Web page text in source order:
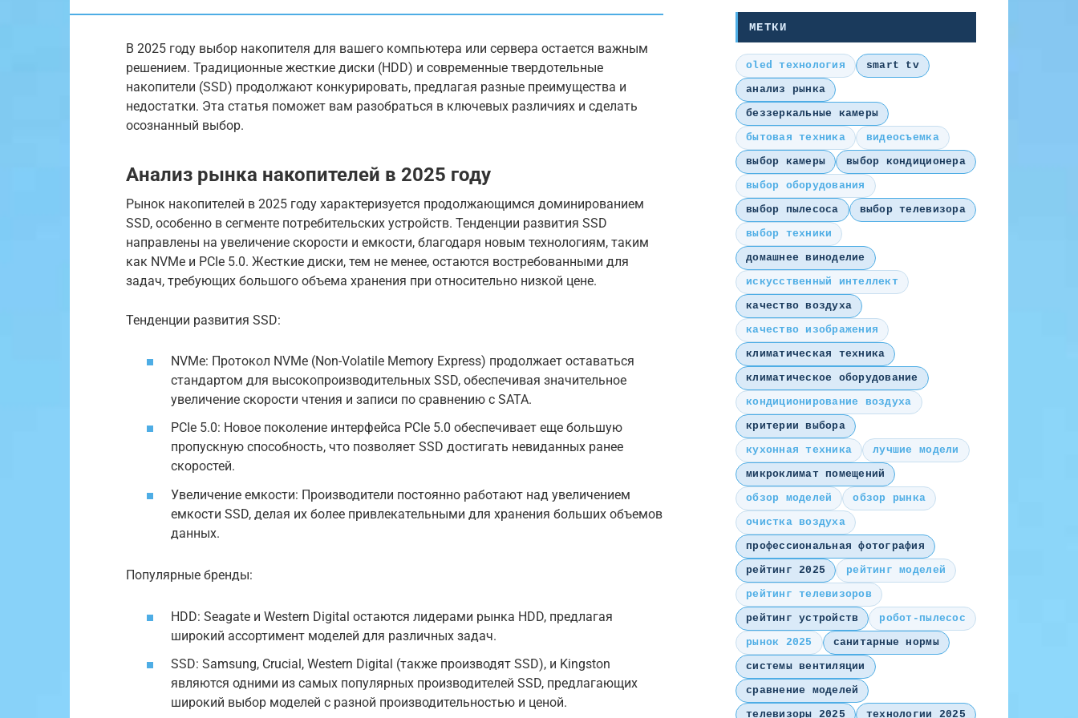
В 2025 году выбор накопителя для вашего компьютера или сервера остается важным
решением. Традиционные жесткие диски (HDD) и современные твердотельные
накопители (SSD) продолжают конкурировать, предлагая разные преимущества и
недостатки. Эта статья поможет вам разобраться в ключевых различиях и сделать
осознанный выбор.
Анализ рынка накопителей в 2025 году
Рынок накопителей в 2025 году характеризуется продолжающимся доминированием
SSD, особенно в сегменте потребительских устройств. Тенденции развития SSD
направлены на увеличение скорости и емкости, благодаря новым технологиям, таким
как NVMe и PCIe 5.0. Жесткие диски, тем не менее, остаются востребованными для
задач, требующих большого объема хранения при относительно низкой цене.
Тенденции развития SSD:
NVMe: Протокол NVMe (Non-Volatile Memory Express) продолжает оставаться
стандартом для высокопроизводительных SSD, обеспечивая значительное
увеличение скорости чтения и записи по сравнению с SATA.
PCIe 5.0: Новое поколение интерфейса PCIe 5.0 обеспечивает еще большую
пропускную способность, что позволяет SSD достигать невиданных ранее
скоростей.
Увеличение емкости: Производители постоянно работают над увеличением
емкости SSD, делая их более привлекательными для хранения больших объемов
данных.
Популярные бренды:
HDD: Seagate и Western Digital остаются лидерами рынка HDD, предлагая
широкий ассортимент моделей для различных задач.
SSD: Samsung, Crucial, Western Digital (также производят SSD), и Kingston
являются одними из самых популярных производителей SSD, предлагающих
широкий выбор моделей с разной производительностью и ценой.
МЕТКИ
oled технология
smart tv
анализ рынка
беззеркальные камеры
бытовая техника
видеосъемка
выбор камеры
выбор кондиционера
выбор оборудования
выбор пылесоса
выбор телевизора
выбор техники
домашнее виноделие
искусственный интеллект
качество воздуха
качество изображения
климатическая техника
климатическое оборудование
кондиционирование воздуха
критерии выбора
кухонная техника
лучшие модели
микроклимат помещений
обзор моделей
обзор рынка
очистка воздуха
профессиональная фотография
рейтинг 2025
рейтинг моделей
рейтинг телевизоров
рейтинг устройств
робот-пылесос
рынок 2025
санитарные нормы
системы вентиляции
сравнение моделей
телевизоры 2025
технологии 2025